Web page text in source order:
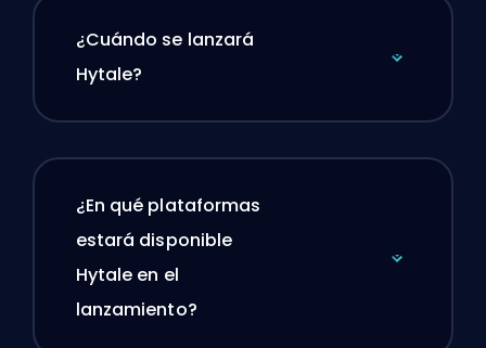
¿Cuándo se lanzará
Hytale?
¿En qué plataformas
estará disponible
Hytale en el
lanzamiento?